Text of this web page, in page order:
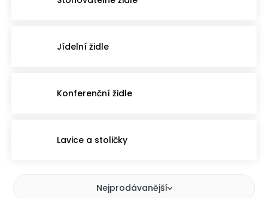
Jídelní židle
Konferenční židle
Lavice a stoličky
Nejprodávanější